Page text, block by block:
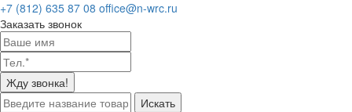
+7 (812) 635 87 08 office@n-wrc.ru
Заказать звонок
Жду звонка!
Искать